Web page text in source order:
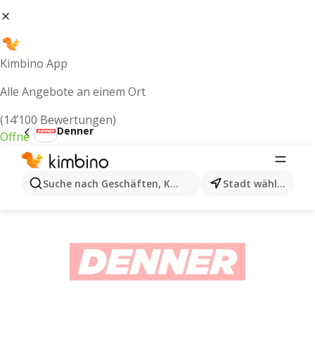
Kimbino App
Alle Angebote an einem Ort
(14’100 Bewertungen)
Öffne
Suche nach Geschäften, Kategorien, Produkten...
Stadt wählen
Denner
Denner aktionen nächste woche ab
04.08.2026 - Folgewoche